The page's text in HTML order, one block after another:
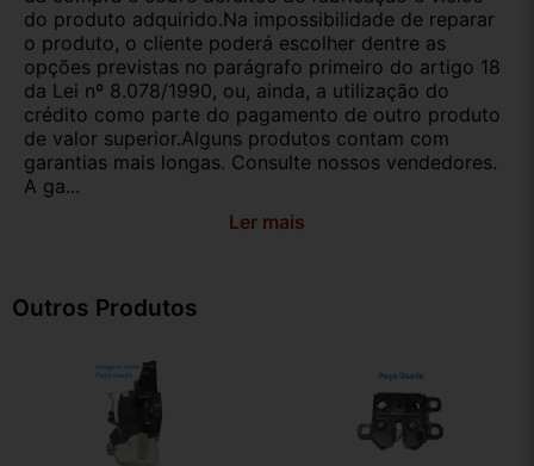
do produto adquirido.Na impossibilidade de reparar
o produto, o cliente poderá escolher dentre as
opções previstas no parágrafo primeiro do artigo 18
da Lei nº 8.078/1990, ou, ainda, a utilização do
crédito como parte do pagamento de outro produto
de valor superior.Alguns produtos contam com
garantias mais longas. Consulte nossos vendedores.
A ga...
Ler mais
Outros Produtos